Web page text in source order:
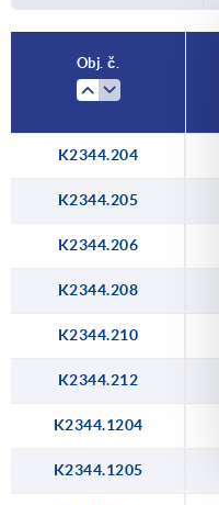
Obj. č.
K2344.204
K2344.205
K2344.206
K2344.208
K2344.210
K2344.212
K2344.1204
K2344.1205